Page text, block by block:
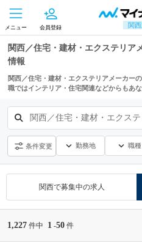
関
メニュー 会員登録
関西／住宅・建材・エクステリア
情報
関西／住宅・建材・エクステリアメーカー
職ではインテリア・住宅関連などからもあ
関西／住宅・建材・エクス
条件変更 勤務地 職種
関西で募集中の求人
1,227 件中 1 -50 件